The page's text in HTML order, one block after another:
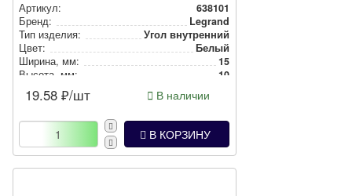
Артикул:
638101
Бренд:
Legrand
Тип изделия:
Угол внутренний
Цвет:
Белый
Ширина, мм:
15
Высота, мм:
10
19.58 ₽/шт В наличии
В КОРЗИНУ